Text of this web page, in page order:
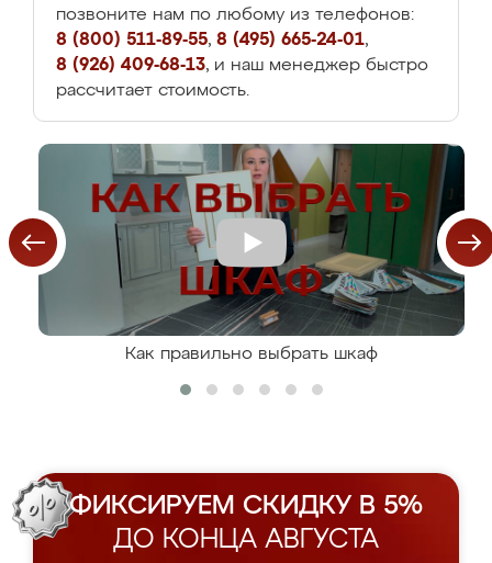
позвоните нам по любому из телефонов:
8 (800) 511-89-55, 8 (495) 665-24-01,
8 (926) 409-68-13, и наш менеджер быстро
рассчитает стоимость.
Как правильно выбрать шкаф
ФИКСИРУЕМ СКИДКУ В 5%
ДО КОНЦА АВГУСТА